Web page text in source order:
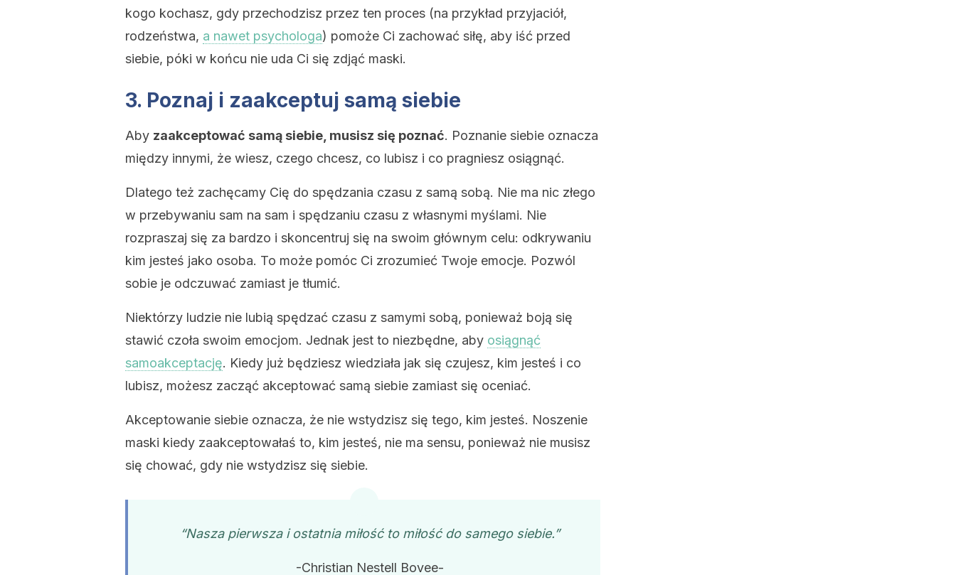
kogo kochasz, gdy przechodzisz przez ten proces (na przykład przyjaciół,
rodzeństwa, a nawet psychologa) pomoże Ci zachować siłę, aby iść przed
siebie, póki w końcu nie uda Ci się zdjąć maski.
3. Poznaj i zaakceptuj samą siebie
Aby zaakceptować samą siebie, musisz się poznać. Poznanie siebie oznacza
między innymi, że wiesz, czego chcesz, co lubisz i co pragniesz osiągnąć.
Dlatego też zachęcamy Cię do spędzania czasu z samą sobą. Nie ma nic złego
w przebywaniu sam na sam i spędzaniu czasu z własnymi myślami. Nie
rozpraszaj się za bardzo i skoncentruj się na swoim głównym celu: odkrywaniu
kim jesteś jako osoba. To może pomóc Ci zrozumieć Twoje emocje. Pozwól
sobie je odczuwać zamiast je tłumić.
Niektórzy ludzie nie lubią spędzać czasu z samymi sobą, ponieważ boją się
stawić czoła swoim emocjom. Jednak jest to niezbędne, aby osiągnąć
samoakceptację. Kiedy już będziesz wiedziała jak się czujesz, kim jesteś i co
lubisz, możesz zacząć akceptować samą siebie zamiast się oceniać.
Akceptowanie siebie oznacza, że nie wstydzisz się tego, kim jesteś. Noszenie
maski kiedy zaakceptowałaś to, kim jesteś, nie ma sensu, ponieważ nie musisz
się chować, gdy nie wstydzisz się siebie.
“Nasza pierwsza i ostatnia miłość to miłość do samego siebie.”
-Christian Nestell Bovee-